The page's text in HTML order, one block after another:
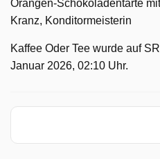
Orangen-Schokoladentarte
Kranz, Konditormeisterin
Kaffee Oder Tee wurde auf
Januar 2026, 02:10 Uhr.